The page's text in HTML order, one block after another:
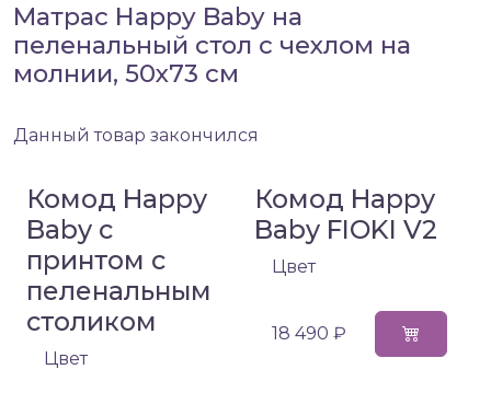
Матрас Happy Baby на
пеленальный стол с чехлом на
молнии, 50х73 см
Данный товар закончился
Комод Happy
Baby с
принтом с
пеленальным
столиком
Цвет
Комод Happy
Baby FIOKI V2
Цвет
18 490 ₽